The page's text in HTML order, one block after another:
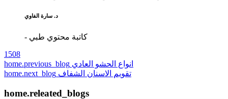
د. سارة الفاوي
- كاتبة محتوي طبي
1508
home.previous_blog انواع الحشو العادي
home.next_blog تقويم الاسنان الشفاف
home.releated_blogs